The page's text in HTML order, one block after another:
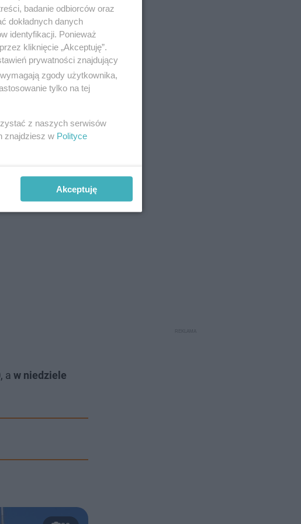
, a w niedziele
badanie odbiorców oraz
dokładnych danych
identyfikacji. Ponieważ
kliknięcie „Akceptuję”.
prywatności znajdujący
zgody użytkownika,
tylko na tej
z naszych serwisów
znajdziesz w Polityce
Akceptuję